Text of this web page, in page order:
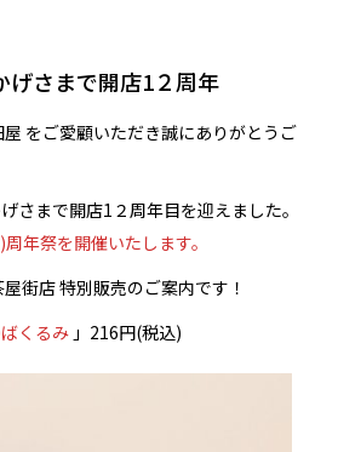
げさまで開店1２周年
をご愛顧いただき誠にありがとうご
さまで開店1２周年目を迎えました。
年祭を開催いたします。
街店 特別販売のご案内です！
くるみ 」 216円(税込)